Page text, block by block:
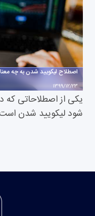
اصطلاح لیکویید شدن به چه
1399/12/23
یکی از اصطلاحاتی که
شود لیکویید شدن